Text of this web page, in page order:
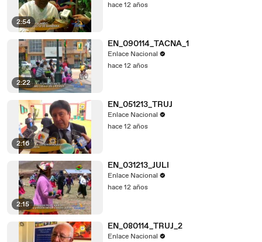
2:54
hace 12 años
2:22
EN_090114_TACNA_1
Enlace Nacional
hace 12 años
2:16
EN_051213_TRUJ
Enlace Nacional
hace 12 años
2:15
EN_031213_JULI
Enlace Nacional
hace 12 años
EN_080114_TRUJ_2
Enlace Nacional